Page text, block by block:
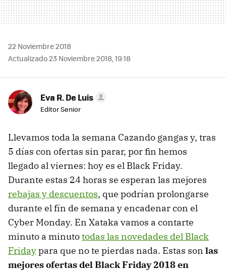
22 Noviembre 2018
Actualizado 23 Noviembre 2018, 19:18
Eva R. De Luis
Editor Senior
Llevamos toda la semana Cazando gangas y, tras
5 días con ofertas sin parar, por fin hemos
llegado al viernes: hoy es el Black Friday.
Durante estas 24 horas se esperan las mejores
rebajas y descuentos, que podrían prolongarse
durante el fín de semana y encadenar con el
Cyber Monday. En Xataka vamos a contarte
minuto a minutotodas las novedades del Black
Fridaypara que no te pierdas nada. Estas son las
mejores ofertas del Black Friday 2018 en